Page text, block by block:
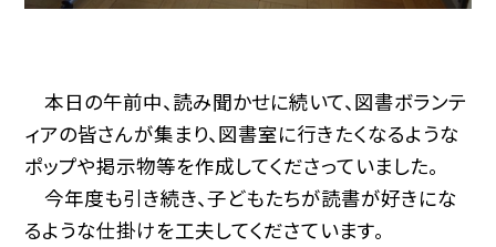
本日の午前中、読み聞かせに続いて、図書ボランテ
ィアの皆さんが集まり、図書室に行きたくなるような
ポップや掲示物等を作成してくださっていました。
今年度も引き続き、子どもたちが読書が好きにな
るような仕掛けを工夫してくださています。